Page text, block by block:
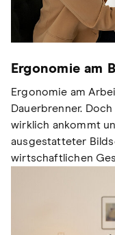
Ergonomie am
Ergonomie am
Dauerbrenner.
wirklich ankommt
ausgestatteter
wirtschaftlichen